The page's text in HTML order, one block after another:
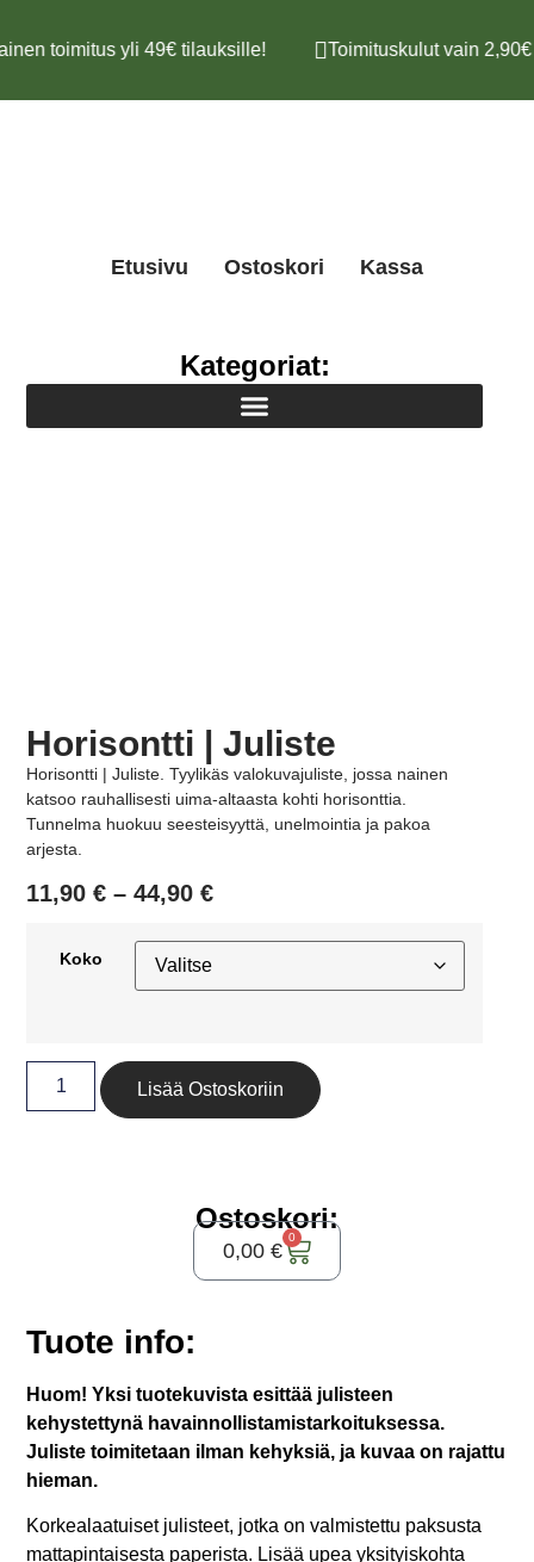
toimitus yli 49€ tilauksille! Toimituskulut vain 2,90€
Etusivu Ostoskori Kassa
Kategoriat:
Horisontti | Juliste
Horisontti | Juliste. Tyylikäs valokuvajuliste, jossa nainen
katsoo rauhallisesti uima-altaasta kohti horisonttia.
Tunnelma huokuu seesteisyyttä, unelmointia ja pakoa
arjesta.
11,90€ – 44,90€
Koko
Lisää Ostoskoriin
Ostoskori:
0,00 €
0
Tuote info:
Huom! Yksi tuotekuvista esittää julisteen
kehystettynä havainnollistamistarkoituksessa.
Juliste toimitetaan ilman kehyksiä, ja kuvaa on rajattu
hieman.
Korkealaatuiset julisteet, jotka on valmistettu paksusta
mattapintaisesta paperista. Lisää upea yksityiskohta